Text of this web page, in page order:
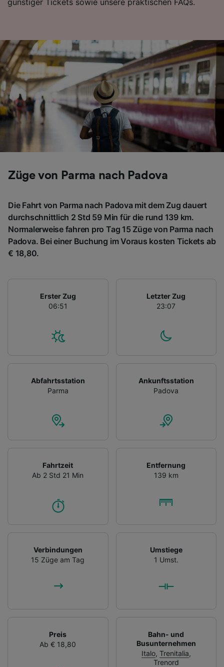
Züge von Parma nach Padova
Die Fahrt von Parma nach Padova mit dem Zug dauert
durchschnittlich 2 Std 59 Min für die rund 139 km.
Normalerweise fahren pro Tag 15 Züge von Parma nach
Padova. Bei einer Buchung im Voraus kosten Tickets ab
€ 18,80.
Erster Zug
06:51
Letzter Zug
23:07
Abfahrtsstation
Parma
Ankunftsstation
Padova
Fahrtzeit
Ab 2 Std 21 Min
Entfernung
139 km
Verbindungen
15 Züge am Tag
Umstiege
1 Umst.
Preis
Ab € 18,80
Bahn- und
Busunternehmen
Italo, Trenitalia,
Trenord
Folgendes bereitzustellen:
aktiv abfragen. Speichern von oder Zugriff auf
Informationen auf einem Endgerät.
Personalisierte Werbung und Inhalte, Messung
von Werbeleistung und der Performance von
Inhalten, Zielgruppenforschung sowie
Entwicklung und Verbesserung von
Angeboten.
Liste der Partner (Lieferanten)